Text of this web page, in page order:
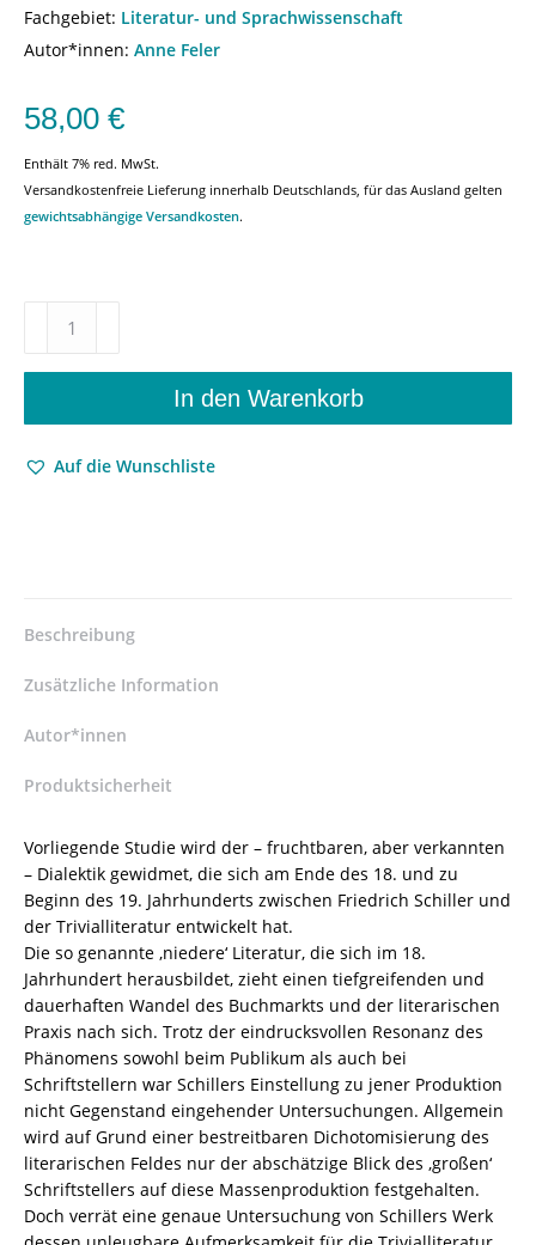
Fachgebiet: Literatur- und Sprachwissenschaft
Autor*innen: Anne Feler
58,00 €
Enthält 7% red. MwSt.
Versandkostenfreie Lieferung innerhalb Deutschlands, für das Ausland gelten
gewichtsabhängige Versandkosten.
Schiller
die
prolongements.
Aneignung
Wirkung
Anne
–
ISBN
9783826067860
/
978-
3-
8260-
6786-
0
/
978-
3-
82-
606786-
0
Menge
In den Warenkorb
Auf die Wunschliste
Beschreibung
Zusätzliche Information
Autor*innen
Produktsicherheit
Vorliegende Studie wird der – fruchtbaren, aber verkannten
– Dialektik gewidmet, die sich am Ende des 18. und zu
Beginn des 19. Jahrhunderts zwischen Friedrich Schiller und
der Trivialliteratur entwickelt hat.
Die so genannte ‚niedere‘ Literatur, die sich im 18.
Jahrhundert herausbildet, zieht einen tiefgreifenden und
dauerhaften Wandel des Buchmarkts und der literarischen
Praxis nach sich. Trotz der eindrucksvollen Resonanz des
Phänomens sowohl beim Publikum als auch bei
Schriftstellern war Schillers Einstellung zu jener Produktion
nicht Gegenstand eingehender Untersuchungen. Allgemein
wird auf Grund einer bestreitbaren Dichotomisierung des
literarischen Feldes nur der abschätzige Blick des ‚großen‘
Schriftstellers auf diese Massenproduktion festgehalten.
Doch verrät eine genaue Untersuchung von Schillers Werk